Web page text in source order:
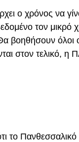
ο χρόνος να
τον
βοηθήσουν όλοι
στον τελικό,
το Πανθεσσαλικό